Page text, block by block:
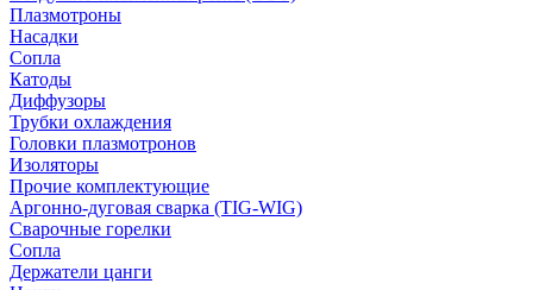
Плазмотроны
Насадки
Сопла
Катоды
Диффузоры
Трубки охлаждения
Головки плазмотронов
Изоляторы
Прочие комплектующие
Аргонно-дуговая сварка (TIG-WIG)
Сварочные горелки
Сопла
Держатели цанги